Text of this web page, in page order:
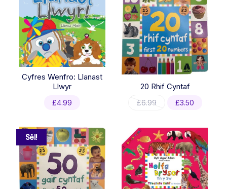
Cyfres Wenfro: Llanast
Llwyr
£4.99
20 Rhif Cyntaf
£6.99
Original
£6.99.
£3.50
£3.50.
Sêl!